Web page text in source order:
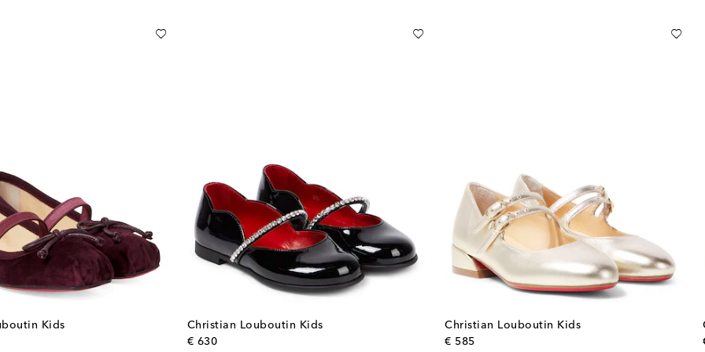
Kids
Christian Louboutin Kids
€ 630original price
Christian Louboutin Kids
€ 585original price